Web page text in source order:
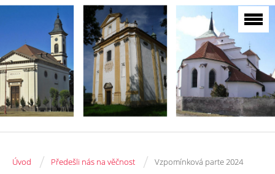
Úvod / Předešli nás na věčnost / Vzpomínková parte 2024